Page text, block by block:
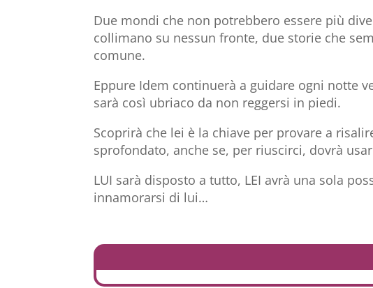
Due mondi che non potrebbero essere più
collimano su nessun fronte, due storie che
comune.
Eppure Idem continuerà a guidare ogni notte
sarà così ubriaco da non reggersi in piedi.
Scoprirà che lei è la chiave per provare a
sprofondato, anche se, per riuscirci, dovrà
LUI sarà disposto a tutto, LEI avrà una sola
innamorarsi di lui…